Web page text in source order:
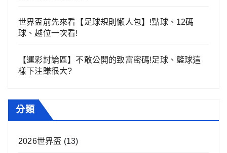
世界盃前先來看【足球規則懶人包】!點球、12碼
球、越位一次看!
【運彩討論區】不敢公開的致富密碼!足球、籃球這
樣下注賺很大?
分類
2026世界盃 (13)